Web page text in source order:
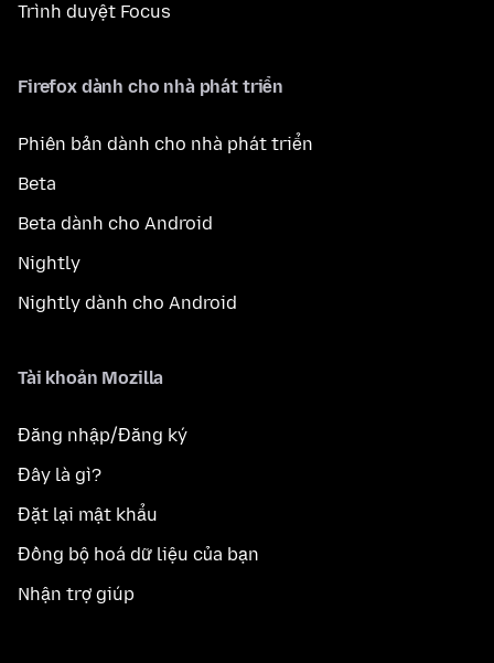
Trình duyệt Focus
Firefox dành cho nhà phát triển
Phiên bản dành cho nhà phát triển
Beta
Beta dành cho Android
Nightly
Nightly dành cho Android
Tài khoản Mozilla
Đăng nhập/Đăng ký
Đây là gì?
Đặt lại mật khẩu
Đồng bộ hoá dữ liệu của bạn
Nhận trợ giúp